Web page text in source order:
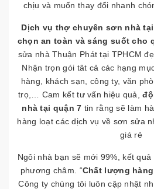
chịu và muốn thay đổi nhanh
Dịch vụ thợ chuyên sơn nhà
chọn an toàn và sáng suốt cho
sửa nhà Thuận Phát tại TPHCM
Nhận trọn gói tât cả các hạng
hàng, khách sạn, công ty, văn
trọ,… Cam kết tư vấn hiệu quả,
nhà tại quận 7 tin rằng sẽ làm
hàng loạt các dịch vụ về sơn sửa
giá rẻ
Ngôi nhà bạn sẽ mới 99%, kết
phương châm. “Chất lượng
Công ty chúng tôi luôn cập nhật